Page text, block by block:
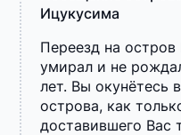
Ицукусима
Переезд на
умирал и не
лет. Вы окунётесь
острова, как
доставившего Вас